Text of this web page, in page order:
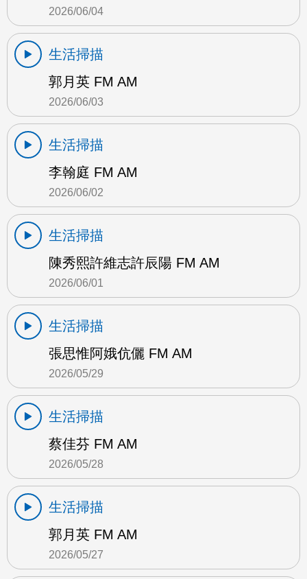
2026/06/04
生活掃描
郭月英 FM AM
2026/06/03
生活掃描
李翰庭 FM AM
2026/06/02
生活掃描
陳秀熙許維志許辰陽 FM AM
2026/06/01
生活掃描
張思惟阿娥伉儷 FM AM
2026/05/29
生活掃描
蔡佳芬 FM AM
2026/05/28
生活掃描
郭月英 FM AM
2026/05/27